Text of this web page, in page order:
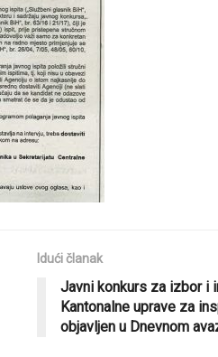
Idući članak
Javni konkurs za izbor i
Kantonalne uprave za
objavljen u Dnevnom